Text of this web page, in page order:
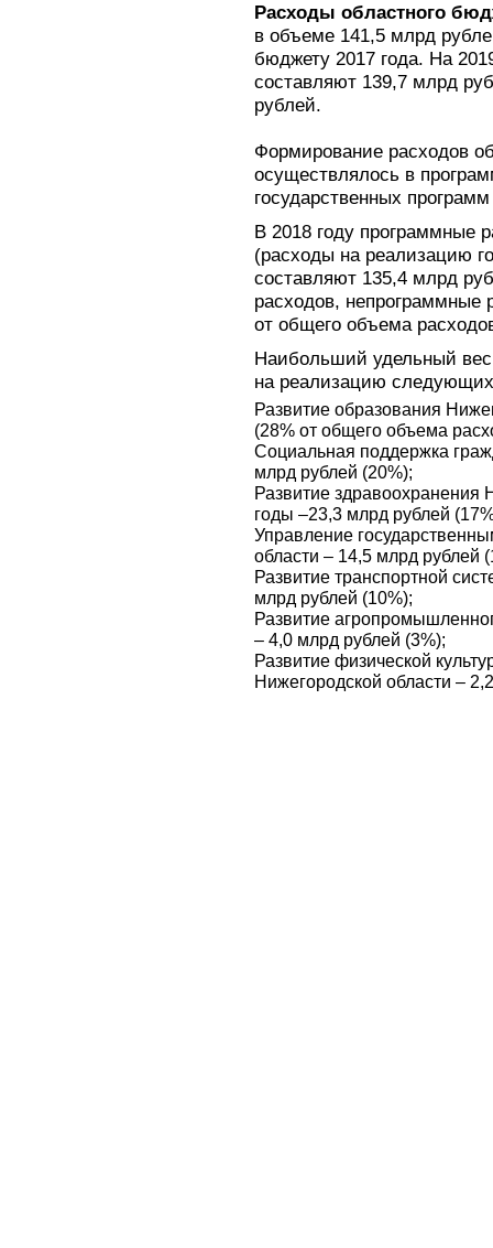
Расходы областного
в объеме 141,5 млрд
бюджету 2017 года. На
составляют 139,7 млрд
рублей.
Формирование расходов
осуществлялось в
государственных
В 2018 году программные
(расходы на реализацию
составляют 135,4 млрд
расходов,
от общего объема
Наибольший удельный
на реализацию
Развитие образования
(28% от общего объема
Социальная поддержка
млрд рублей (20%);
Развитие здравоохранения
годы –23,3 млрд рублей
Управление
области – 14,5 млрд рублей
Развитие транспортной
млрд рублей (10%);
Развитие
– 4,0 млрд рублей (3%);
Развитие физической
Нижегородской области –